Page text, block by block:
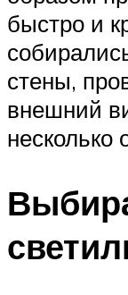
быстро и
стены,
внешний
несколько